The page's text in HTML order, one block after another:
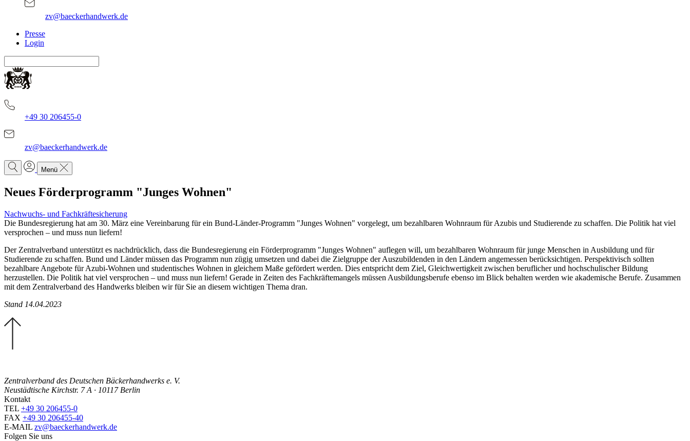
zv@baeckerhandwerk.de
Presse
Login
+49 30 206455-0
zv@baeckerhandwerk.de
Menü
Neues Förderprogramm "Junges Wohnen"
Nachwuchs- und Fachkräftesicherung
Die Bundesregierung hat am 30. März eine Vereinbarung für ein Bund-Länder-Programm "Junges Wohnen" vorgelegt, um bezahlbaren Wohnraum für Azubis und Studierende zu schaffen. Die Politik hat viel
versprochen – und muss nun liefern!
Der Zentralverband unterstützt es nachdrücklich, dass die Bundesregierung ein Förderprogramm "Junges Wohnen" auflegen will, um bezahlbaren Wohnraum für junge Menschen in Ausbildung und für
Studierende zu schaffen. Bund und Länder müssen das Programm nun zügig umsetzen und dabei die Zielgruppe der Auszubildenden in den Ländern angemessen berücksichtigen. Perspektivisch sollten
bezahlbare Angebote für Azubi-Wohnen und studentisches Wohnen in gleichem Maße gefördert werden. Dies entspricht dem Ziel, Gleichwertigkeit zwischen beruflicher und hochschulischer Bildung
herzustellen. Die Politik hat viel versprochen – und muss nun liefern! Gerade in Zeiten des Fachkräftemangels müssen Ausbildungsberufe ebenso im Blick behalten werden wie akademische Berufe. Zusammen
mit dem Zentralverband des Handwerks bleiben wir für Sie an diesem wichtigen Thema dran.
Stand 14.04.2023
Zentralverband des Deutschen Bäckerhandwerks e. V.
Neustädtische Kirchstr. 7 A · 10117 Berlin
Kontakt
TEL +49 30 206455-0
FAX +49 30 206455-40
E-MAIL zv@baeckerhandwerk.de
Folgen Sie uns